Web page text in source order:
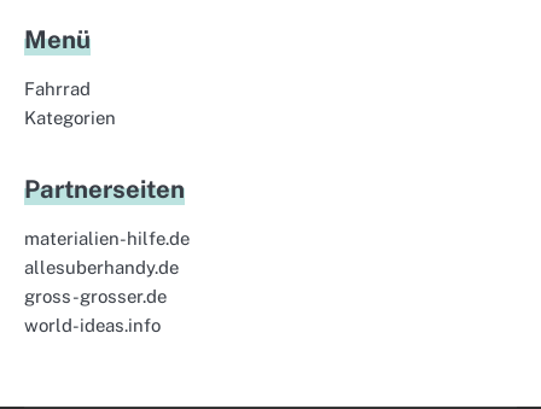
Menü
Fahrrad
Kategorien
Partnerseiten
materialien-hilfe.de
allesuberhandy.de
gross-grosser.de
world-ideas.info